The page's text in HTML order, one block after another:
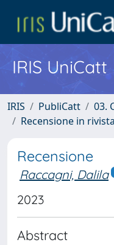
IRIS UniCatt
IRIS PubliCatt
03.
Recensione in rivista
Recensione
Raccagni, Dalila
2023
Abstract